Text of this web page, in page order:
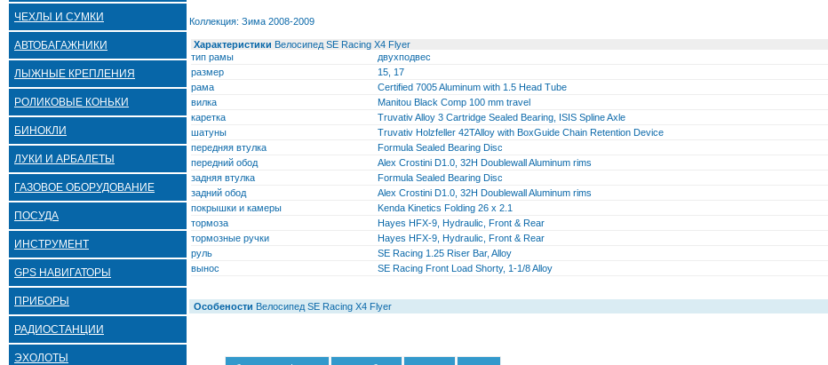
ЧЕХЛЫ И СУМКИ
АВТОБАГАЖНИКИ
ЛЫЖНЫЕ КРЕПЛЕНИЯ
РОЛИКОВЫЕ КОНЬКИ
БИНОКЛИ
ЛУКИ И АРБАЛЕТЫ
ГАЗОВОЕ ОБОРУДОВАНИЕ
ПОСУДА
ИНСТРУМЕНТ
GPS НАВИГАТОРЫ
ПРИБОРЫ
РАДИОСТАНЦИИ
ЭХОЛОТЫ
Коллекция: Зима 2008-2009
Характеристики Велосипед SE Racing X4 Flyer
тип рамы
двухподвес
размер
15, 17
рама
Certified 7005 Aluminum with 1.5 Head Tube
вилка
Manitou Black Comp 100 mm travel
каретка
Truvativ Alloy 3 Cartridge Sealed Bearing, ISIS Spline Axle
шатуны
Truvativ Holzfeller 42TAlloy with BoxGuide Chain Retention Device
передняя втулка
Formula Sealed Bearing Disc
передний обод
Alex Crostini D1.0, 32H Doublewall Aluminum rims
задняя втулка
Formula Sealed Bearing Disc
задний обод
Alex Crostini D1.0, 32H Doublewall Aluminum rims
покрышки и камеры
Kenda Kinetics Folding 26 x 2.1
тормоза
Hayes HFX-9, Hydraulic, Front & Rear
тормозные ручки
Hayes HFX-9, Hydraulic, Front & Rear
руль
SE Racing 1.25 Riser Bar, Alloy
вынос
SE Racing Front Load Shorty, 1-1/8 Alloy
Особености Велосипед SE Racing X4 Flyer